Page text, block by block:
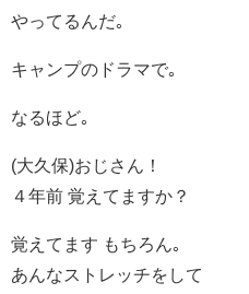
やってるんだ｡
キャンプのドラマで｡
なるほど｡
(大久保)おじさん！
４年前 覚えてますか？
覚えてます もちろん｡
あんなストレッチをして